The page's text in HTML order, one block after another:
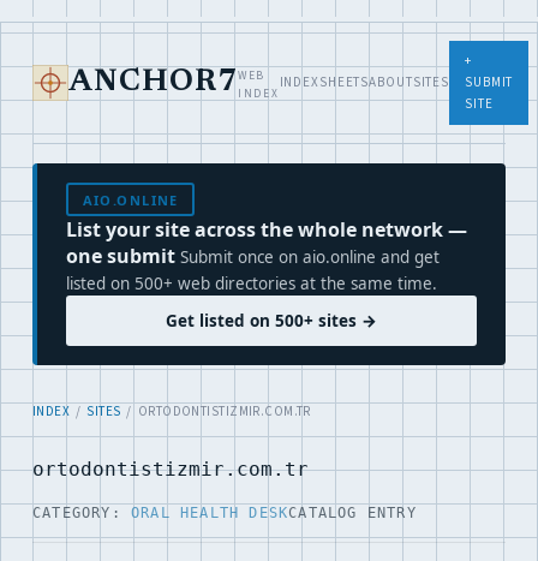
ANCHOR7 WEB
INDEX
INDEXSHEETSABOUTSITES
+
SUBMIT
SITE
AIO.ONLINE
List your site across the whole network —
one submit Submit once on aio.online and get
listed on 500+ web directories at the same time.
Get listed on 500+ sites →
INDEX / SITES / ORTODONTISTIZMIR.COM.TR
ortodontistizmir.com.tr
CATEGORY: ORAL HEALTH DESKCATALOG ENTRY